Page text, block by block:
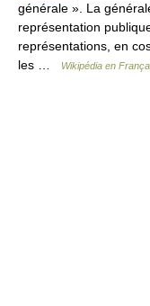
générale ». La
représentation
représentations, en
les …
Wikipédia en